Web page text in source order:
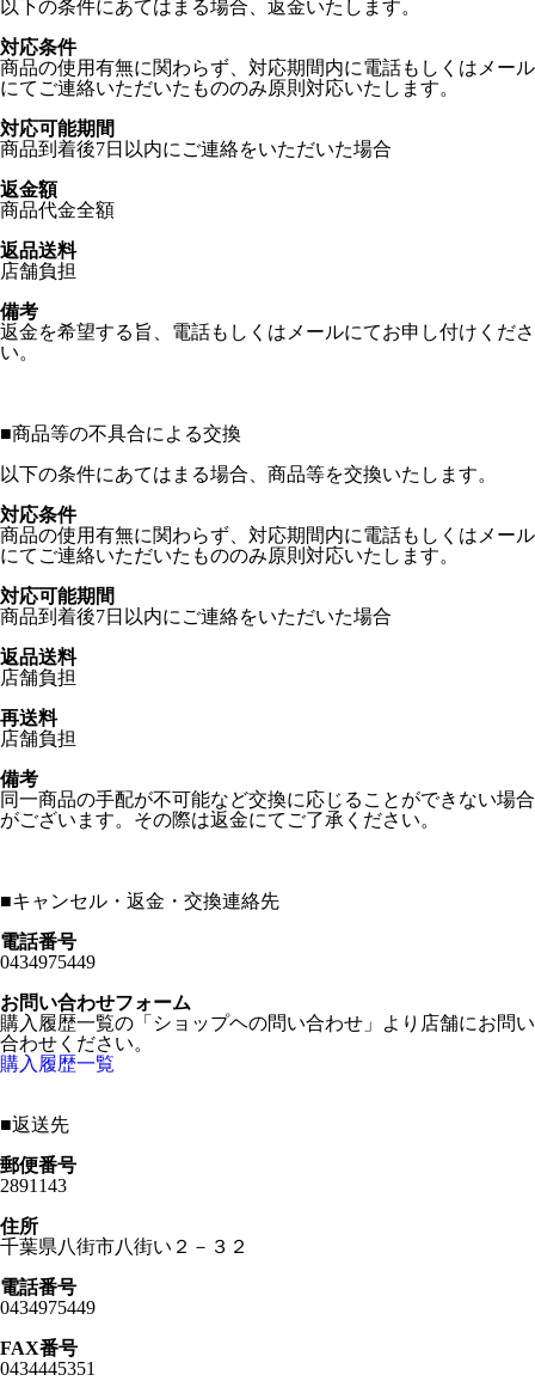
以下の条件にあてはまる場合、返金いたします。
対応条件
商品の使用有無に関わらず、対応期間内に電話もしくはメール
にてご連絡いただいたもののみ原則対応いたします。
対応可能期間
商品到着後7日以内にご連絡をいただいた場合
返金額
商品代金全額
返品送料
店舗負担
備考
返金を希望する旨、電話もしくはメールにてお申し付けくださ
い。
■商品等の不具合による交換
以下の条件にあてはまる場合、商品等を交換いたします。
対応条件
商品の使用有無に関わらず、対応期間内に電話もしくはメール
にてご連絡いただいたもののみ原則対応いたします。
対応可能期間
商品到着後7日以内にご連絡をいただいた場合
返品送料
店舗負担
再送料
店舗負担
備考
同一商品の手配が不可能など交換に応じることができない場合
がございます。その際は返金にてご了承ください。
■キャンセル・返金・交換連絡先
電話番号
0434975449
お問い合わせフォーム
購入履歴一覧の「ショップヘの問い合わせ」より店舗にお問い
合わせください。
購入履歴一覧
■返送先
郵便番号
2891143
住所
千葉県八街市八街い２－３２
電話番号
0434975449
FAX番号
0434445351